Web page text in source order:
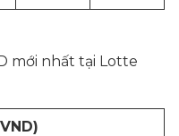
mới nhất tại Lotte